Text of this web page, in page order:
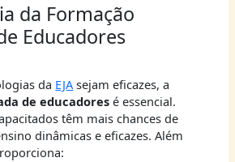
da Formação
Educadores
da EJAsejam eficazes, a
de educadores é essencial.
têm mais chances de
dinâmicas e eficazes. Além